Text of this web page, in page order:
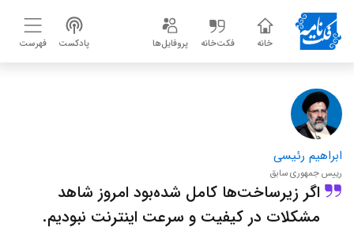
خانه فکت‌خانه پروفایل‌ها پادکست فهرست
ابراهیم رئیسی
رییس جمهوری سابق
اگر زیرساخت‌ها کامل شده‌بود امروز شاهد
مشکلات در کیفیت و سرعت اینترنت نبودیم.